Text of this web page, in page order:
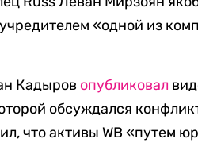
«одной из
Кадыров опубликовал
обсуждался
что активы WB «путем